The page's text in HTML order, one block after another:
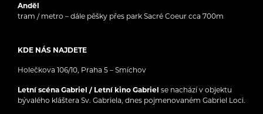
Anděl
tram / metro – dále pěšky přes park Sacré Coeur cca 700m
KDE NÁS NAJDETE
Holečkova 106/10, Praha 5 – Smíchov
Letní scéna Gabriel / Letní kino Gabriel se nachází v objektu
bývalého kláštera Sv. Gabriela, dnes pojmenovaném Gabriel Loci.